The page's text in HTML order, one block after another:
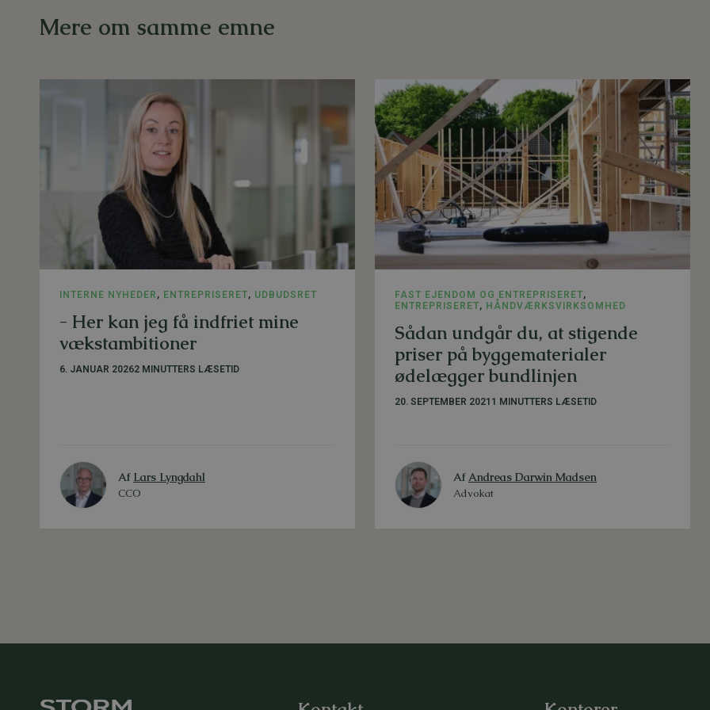
Mere om samme emne
INTERNE NYHEDER , ENTREPRISERET, UDBUDSRET
- Her kan jeg få indfriet mine
vækstambitioner
6. JANUAR 20262 MINUTTERS LÆSETID
Af Lars Lyngdahl
CCO
FAST EJENDOM OG ENTREPRISERET,
ENTREPRISERET, HÅNDVÆRKSVIRKSOMHED
Sådan undgår du, at stigende
priser på byggematerialer
ødelægger bundlinjen
20. SEPTEMBER 2021 1 MINUTTERS LÆSETID
AfAndreas Darwin Madsen
Advokat